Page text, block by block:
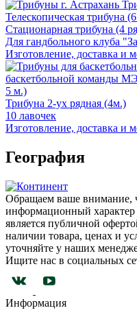
Телескопическая трибуна
Стационарная трибуна (4
Для гандбольного клуба
Изготовление, доставка и
баскетбольной команды
5 м.)
Трибуна 2-ух рядная (4м.)
10 лавочек
Изготовление, доставка и
География
Обращаем ваше внимание,
информационный
является публичной
наличии товара, ценах и
уточняйте у наших
Ищите нас в социальных
Информация